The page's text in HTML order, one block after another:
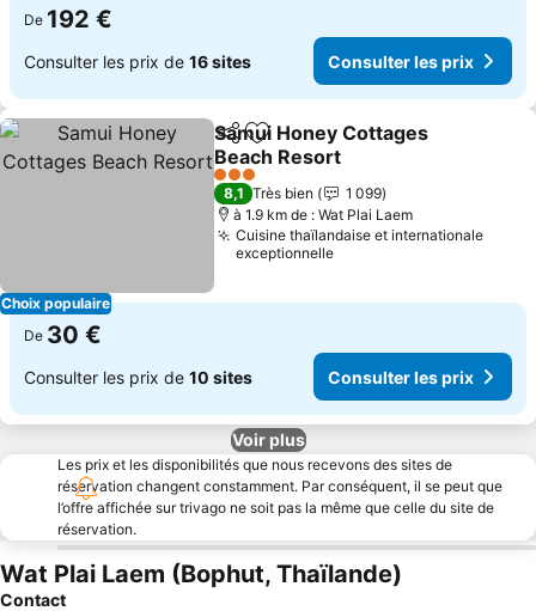
De 192 €
Consulter les prix de 16 sites Consulter les prix
Choix populaire
PartagerAjouter à mes favoris
Samui Honey Cottages
Beach Resort
Consulter les prix
3 Étoiles
8,1 Très bien
1 099
à 1.9 km de : Wat Plai Laem
Cuisine thaïlandaise et internationale
exceptionnelle
De 30 €
Consulter les prix de 10 sites Consulter les prix
Voir plus
Les prix et les disponibilités que nous recevons des sites de
réservation changent constamment. Par conséquent, il se peut que
l’offre affichée sur trivago ne soit pas la même que celle du site de
réservation.
Wat Plai Laem (Bophut, Thaïlande)
Contact